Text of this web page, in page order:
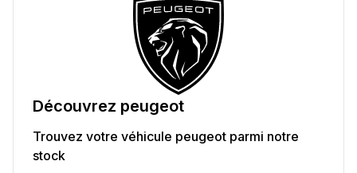
Découvrez peugeot
Trouvez votre véhicule peugeot parmi notre
stock